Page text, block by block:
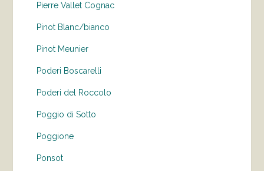
Pierre Vallet Cognac
Pinot Blanc/bianco
Pinot Meunier
Poderi Boscarelli
Poderi del Roccolo
Poggio di Sotto
Poggione
Ponsot